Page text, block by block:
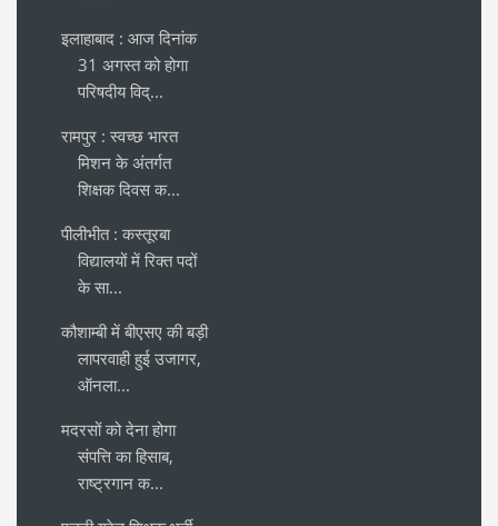
इलाहाबाद : आज दिनांक
31 अगस्त को होगा
परिषदीय विद्...
रामपुर : स्वच्छ भारत
मिशन के अंतर्गत
शिक्षक दिवस क...
पीलीभीत : कस्तूरबा
विद्यालयों में रिक्त पदों
के सा...
कौशाम्बी में बीएसए की बड़ी
लापरवाही हुई उजागर,
ऑनला...
मदरसों को देना होगा
संपत्ति का हिसाब,
राष्ट्रगान क...